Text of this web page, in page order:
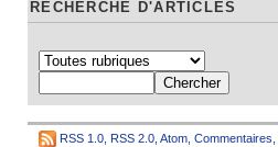
RECHERCHE D'ARTICLES
RSS 1.0 RSS 2.0 Atom Commentaires